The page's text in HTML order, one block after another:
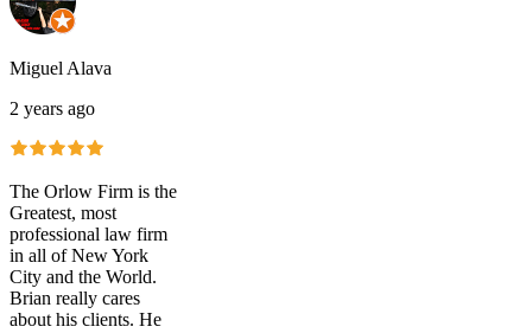
Miguel Alava
2 years ago
The Orlow Firm is the
Greatest, most
professional law firm
in all of New York
City and the World.
Brian really cares
about his clients. He